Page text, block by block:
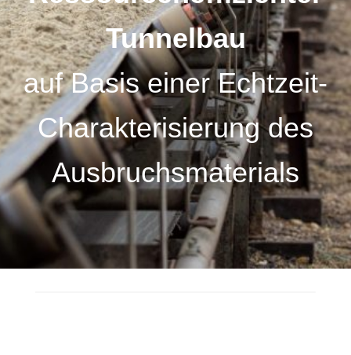
Tunnelbau
auf Basis einer Echtzeit-
Charakterisierung des
Ausbruchsmaterials